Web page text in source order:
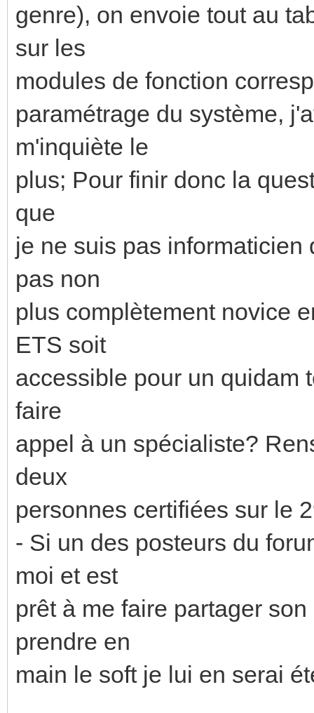
genre), on envoie tout au
sur les
modules de fonction
paramétrage du système,
m'inquiète le
plus; Pour finir donc la
que
je ne suis pas
pas non
plus complètement novice
ETS soit
accessible pour un quidam
faire
appel à un spécialiste?
deux
personnes certifiées sur le
- Si un des posteurs du
moi et est
prêt à me faire partager
prendre en
main le soft je lui en serai